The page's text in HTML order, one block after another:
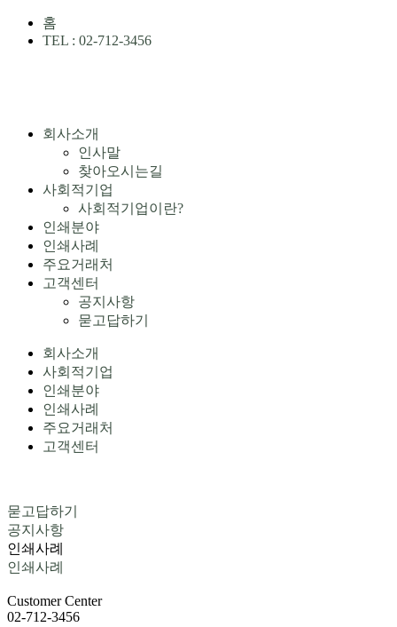
홈
TEL : 02-712-3456
회사소개
인사말
찾아오시는길
사회적기업
사회적기업이란?
인쇄분야
인쇄사례
주요거래처
고객센터
공지사항
묻고답하기
회사소개
사회적기업
인쇄분야
인쇄사례
주요거래처
고객센터
묻고답하기
공지사항
인쇄사례
인쇄사례
CustomerCenter
02-712-3456